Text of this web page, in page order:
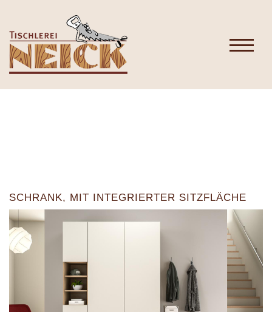
SCHRANK, MIT INTEGRIERTER SITZFLÄCHE